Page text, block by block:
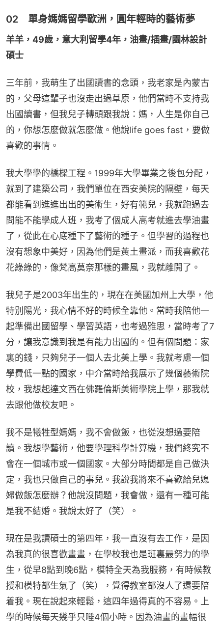
02 單身媽媽留學歐洲，圓年輕時的藝術夢
羊羊，49歲，意大利留學4年，油畫/插畫/園林設計
碩士
三年前，我萌生了出國讀書的念頭，我老家是內蒙古
的，父母這輩子也沒走出過草原，他們當時不支持我
出國讀書，但我兒子轉頭跟我說：媽，人生是你自己
的，你想怎麼做就怎麼做。他說life goes fast，要做
喜歡的事情。
我大學學的橋樑工程。1999年大學畢業之後包分配，
就到了建築公司，我們單位在西安美院的隔壁，每天
都能看到進進出出的美術生，好有範兒，我就跑過去
問能不能學成人班，我考了個成人高考就進去學油畫
了，從此在心底種下了藝術的種子。但學習的過程也
沒有想象中美好，因為他們是黃土畫派，而我喜歡花
花綠綠的，像梵高莫奈那樣的畫風，我就離開了。
我兒子是2003年出生的，現在在美國加州上大學，他
特別陽光，我心情不好的時候全靠他。當時我陪他一
起準備出國留學、學習英語，也考過雅思，當時考了7
分，讓我意識到我是有能力出國的。但有個問題：家
裏的錢，只夠兒子一個人去北美上學。我就考慮一個
學費低一點的國家，中介當時給我展示了幾個藝術院
校，我想起達文西在佛羅倫斯美術學院上學，那我就
去跟他做校友吧。
我不是犧牲型媽媽，我不會做飯，也從沒想過要陪
讀。我想學藝術，他要學理科學計算機，我們終究不
會在一個城市或一個國家。大部分時間都是自己做決
定，我也只做自己的事兒。我說我將來不喜歡給兒媳
婦做飯怎麼辦？他說沒問題，我會做，還有一種可能
是我不結婚。我說太好了（笑）。
現在是我讀碩士的第四年，我一直沒有去工作，是因
為我真的很喜歡畫畫，在學校我也是班裏最努力的學
生，從早8點到晚6點，模特全天為我服務，有時候教
授和模特都生氣了（笑），覺得教室都沒人了還要陪
着我。現在說起來輕鬆，這四年過得真的不容易。上
學的時候每天幾乎只睡4個小時。因為油畫的畫幅很